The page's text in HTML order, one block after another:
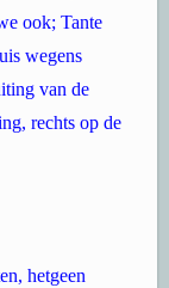
ook; Tante
wegens
van de
rechts op de
hetgeen